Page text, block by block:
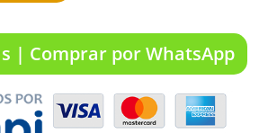
| Comprar por WhatsApp